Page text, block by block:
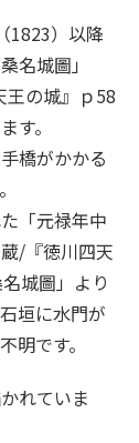
1823）以降
名城圖」
王の城』ｐ58
す。
橋がかかる
「元禄年中
/『徳川四天
城圖」より
垣に水門が
明です。
れていま